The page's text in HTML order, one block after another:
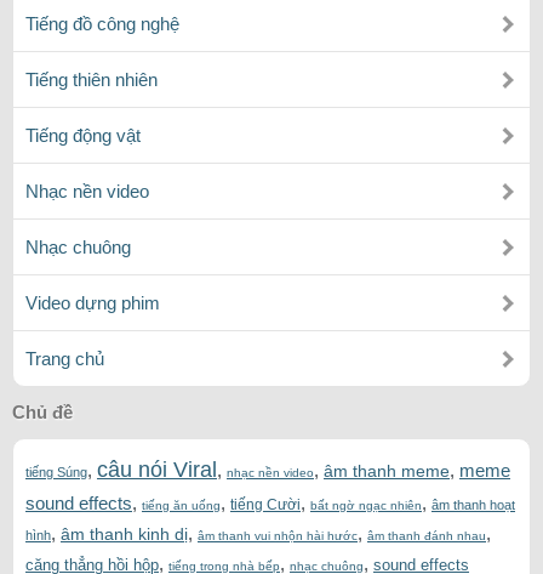
Tiếng đồ công nghệ
Tiếng thiên nhiên
Tiếng động vật
Nhạc nền video
Nhạc chuông
Video dựng phim
Trang chủ
Chủ đề
tiếng Súng, câu nói Viral , nhạc nền video, âm thanh meme, meme
sound effects, tiếng ăn uống, tiếng Cười, bất ngờ ngạc nhiên, âm thanh hoạt
hình, âm thanh kinh dị, âm thanh vui nhộn hài hước, âm thanh đánh nhau,
căng thẳng hồi hộp, tiếng trong nhà bếp, nhạc chuông, sound effects